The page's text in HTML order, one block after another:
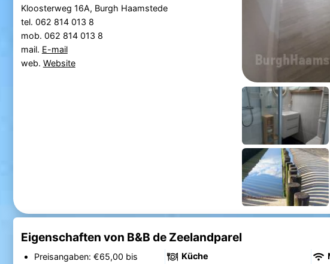
Kloosterweg 16A, Burgh Haamstede
tel. 062 814 013 8
mob. 062 814 013 8
mail. E-mail
web. Website
Eigenschaften von B&B de Zeelandparel
Preisangaben: €65,00 bis
Küche